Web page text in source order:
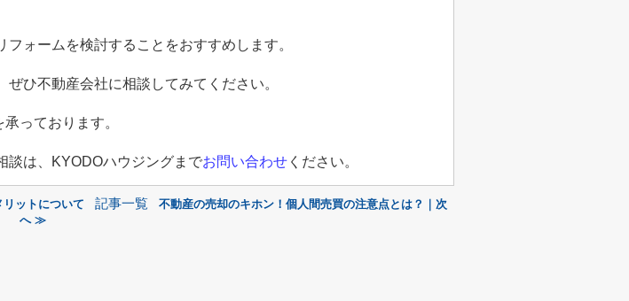
ォームを検討することをおすすめします。
ひ不動産会社に相談してみてください。
っております。
は、 KYODOハウジングまでお問い合わせ ください。
ットについて 記事一覧
不動産の売却のキホン！個人間売買の注意点とは？｜次
へ ≫